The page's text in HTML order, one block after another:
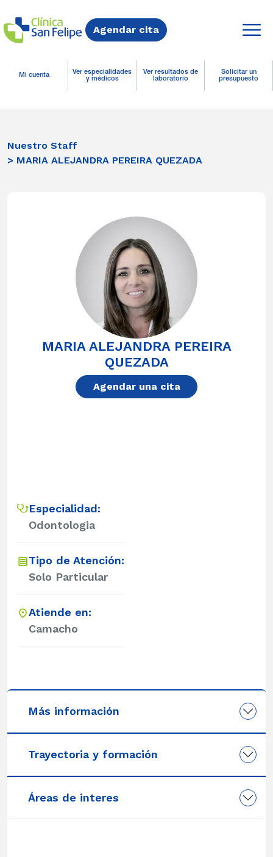
Agendar cita
Mi cuenta
Ver especialidades
y médicos
Ver resultados de
laboratorio
Solicitar un
presupuesto
Nuestro Staff
> MARIA ALEJANDRA PEREIRA QUEZADA
MARIA ALEJANDRA PEREIRA
QUEZADA
Agendar una cita
Especialidad:
Odontologia
Tipo de Atención:
Solo Particular
Atiende en:
Camacho
Más información
Trayectoria y formación
Áreas de interes